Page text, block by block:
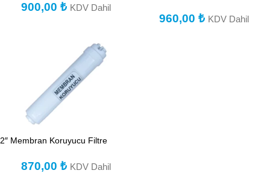
900,00 ₺ KDV Dahil
960,00 ₺ KDV Dahil
2″ Membran Koruyucu Filtre
870,00 ₺ KDV Dahil